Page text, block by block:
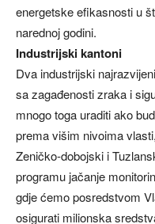
energetske efikasnosti u
narednoj godini.
Industrijski kantoni
Dva industrijski
sa zagađenosti zraka i
mnogo toga uraditi ako
prema višim nivoima
Zeničko-dobojski i
programu jačanje
gdje ćemo posredstvom
osigurati milionska